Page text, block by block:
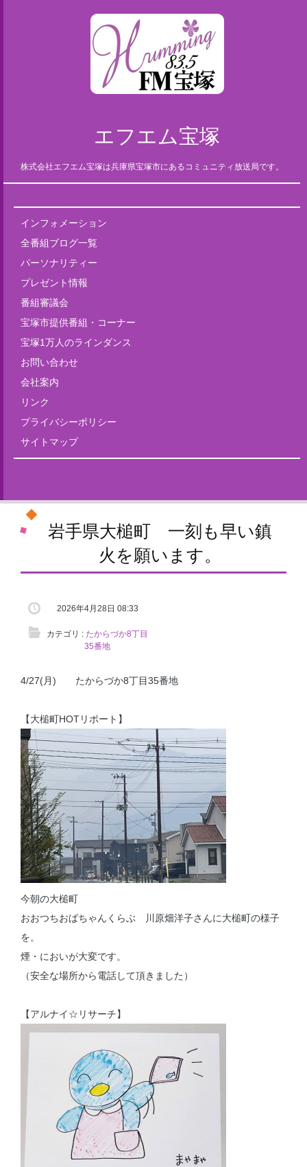
エフエム宝塚
株式会社エフエム宝塚は兵庫県宝塚市にあるコミュニティ放送局です。
インフォメーション
全番組ブログ一覧
パーソナリティー
プレゼント情報
番組審議会
宝塚市提供番組・コーナー
宝塚1万人のラインダンス
お問い合わせ
会社案内
リンク
プライバシーポリシー
サイトマップ
岩手県大槌町 一刻も早い鎮
火を願います。
2026年4月28日 08:33
カテゴリ : たからづか8丁目
35番地
4/27(月) たからづか8丁目35番地
【大槌町HOTリポート】
今朝の大槌町
おおつちおばちゃんくらぶ 川原畑洋子さんに大槌町の様子
を。
煙・においが大変です。
（安全な場所から電話して頂きました）
【アルナイ☆リサーチ】